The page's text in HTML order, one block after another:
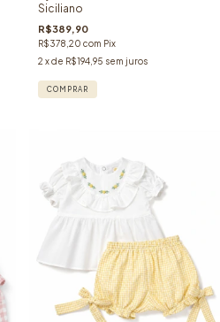
Siciliano
R$389,90
R$378,20 com Pix
2 x de R$194,95 sem juros
COMPRAR